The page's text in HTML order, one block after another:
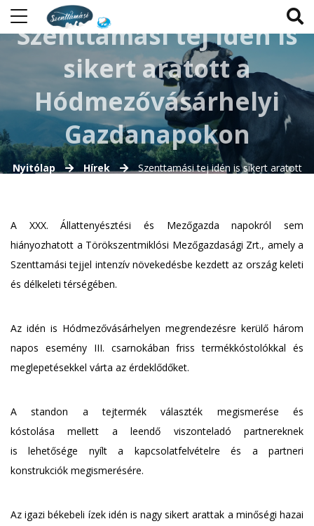
Szenttamási tej idén is
sikert aratott a
Hódmezővásárhelyi
Gazdanapokon
Nyitólap Hírek
Szenttamási tej idén is sikert aratott
A XXX. Állattenyésztési és Mezőgazda napokról sem
hiányozhatott a Törökszentmiklósi Mezőgazdasági Zrt., amely a
Szenttamási tejjel intenzív növekedésbe kezdett az ország keleti
és délkeleti térségében.
Az idén is Hódmezővásárhelyen megrendezésre kerülő három
napos esemény III. csarnokában friss termékkóstolókkal és
meglepetésekkel várta az érdeklődőket.
A standon a tejtermék választék megismerése és
kóstolása mellett a leendő viszonteladó partnereknek
is lehetősége nyílt a kapcsolatfelvételre és a partneri
konstrukciók megismerésére.
Az igazi békebeli ízek idén is nagy sikert arattak a minőségi hazai